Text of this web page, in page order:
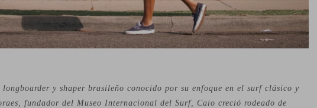
longboarder y shaper brasileño conocido por su enfoque en el surf clásico y
fundador del Museo Internacional del Surf, Caio creció rodeado de